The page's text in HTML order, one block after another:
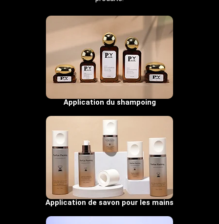
Application du shampoing
Application de savon pour les mains